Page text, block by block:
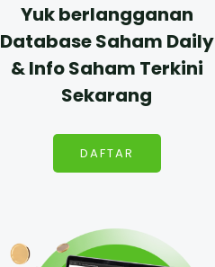
Yuk berlangganan
Database Saham Daily
& Info Saham Terkini
Sekarang
DAFTAR